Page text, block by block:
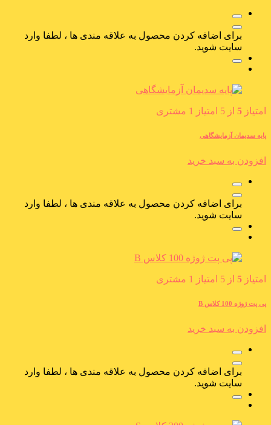
برای اضافه کردن محصول به علاقه مندی ها ، لطفا وارد
سایت شوید.
امتیاز 5 از 5 امتیاز 1 مشتری
پایه سدیمان آزمایشگاهی
افزودن به سبد خرید
برای اضافه کردن محصول به علاقه مندی ها ، لطفا وارد
سایت شوید.
امتیاز 5 از 5 امتیاز 1 مشتری
پی پت ژوژه 100 کلاس B
افزودن به سبد خرید
برای اضافه کردن محصول به علاقه مندی ها ، لطفا وارد
سایت شوید.